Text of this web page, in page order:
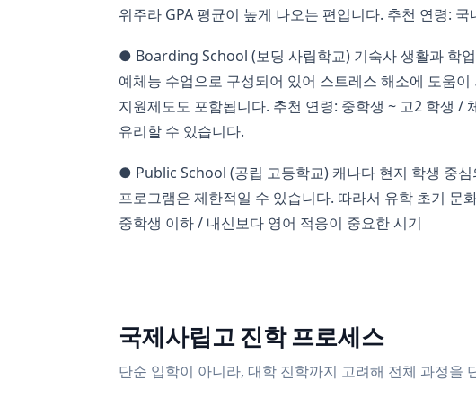
위주라 GPA 평균이 높게 나오는 편입니다. 추천 연령:
● Boarding School (보딩 사립학교) 기숙사 생활과 학
예체능 수업으로 구성되어 있어 스트레스 해소에 도움
지원제도도 포함됩니다. 추천 연령: 중학생 ~ 고2 학생
유리할 수 있습니다.
● Public School (공립 고등학교) 캐나다 현지 학생 중
프로그램은 제한적일 수 있습니다. 따라서 유학 초기 문
중학생 이하 / 내신보다 영어 적응이 중요한 시기
국제사립고 진학 프로세스
단순 입학이 아니라, 대학 진학까지 고려해 전체 과정을